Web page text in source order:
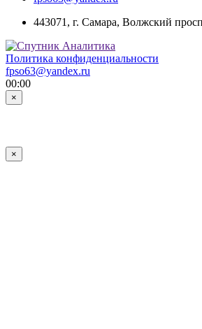
443071, г. Самара, Волжский
Политика конфиденциальности
fpso63@yandex.ru
00:00
×
×